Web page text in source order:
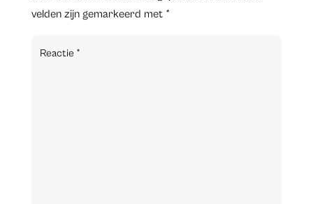
velden zijn gemarkeerd met *